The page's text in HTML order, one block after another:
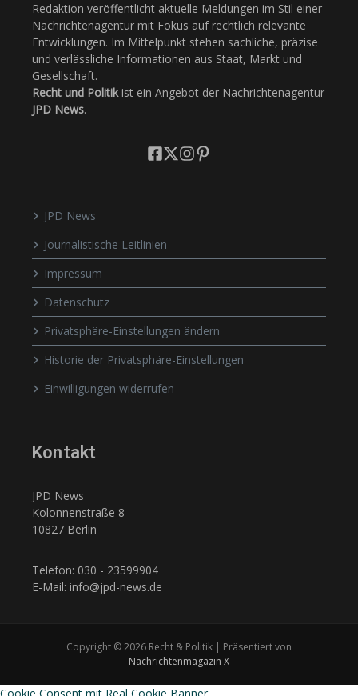
Redaktion veröffentlicht aktuelle Meldungen im Stil einer
Nachrichtenagentur mit Fokus auf rechtlich relevante
Entwicklungen. Im Mittelpunkt stehen sachliche, präzise
und verlässliche Informationen aus Staat, Markt und
Gesellschaft.
Recht und Politikist ein Angebot der Nachrichtenagentur
JPD News.
JPD News
Journalistische Leitlinien
Impressum
Datenschutz
Privatsphäre-Einstellungen ändern
Historie der Privatsphäre-Einstellungen
Einwilligungen widerrufen
Kontakt
JPD News
Kolonnenstraße 8
10827 Berlin
Telefon: 030 - 23599904
E-Mail: info@jpd-news.de
Copyright © 2026 Recht & Politik | Präsentiert von
Nachrichtenmagazin X